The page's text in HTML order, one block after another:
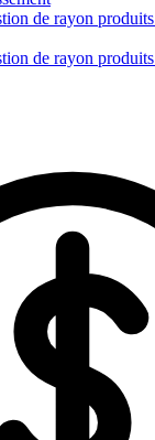
de rayon
de rayon